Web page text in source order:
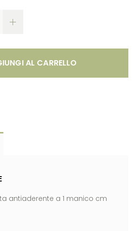
AL CARRELLO
antiaderente a 1 manico cm